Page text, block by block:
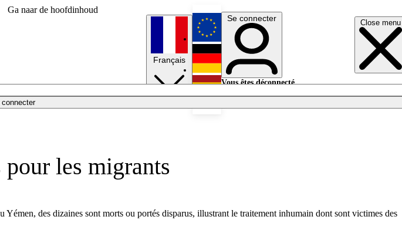
Ga naar de hoofdinhoud
Close menu
connecter
Français
English
Deutsch
Se connecter
Vous êtes déconnecté.
les migrants
des dizaines sont morts ou portés disparus, illustrant le traitement inhumain dont sont victimes des